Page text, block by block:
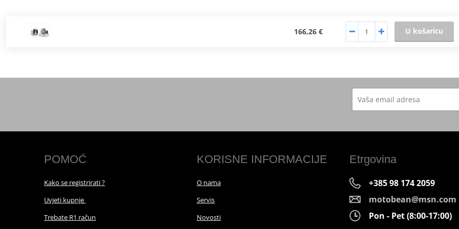
166,26 € U košaricu
POMOĆ
Kako se registrirati ?
Uvjeti kupnje
Trebate R1 račun
KORISNE INFORMACIJE
O nama
Servis
Novosti
Etrgovina
+385 98 174 2059
motobean@msn.com
Pon - Pet (8:00-17:00)